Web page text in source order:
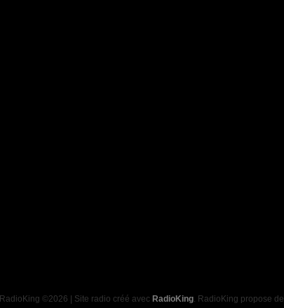
RadioKing ©2026 | Site radio créé avec RadioKing. RadioKing propose de